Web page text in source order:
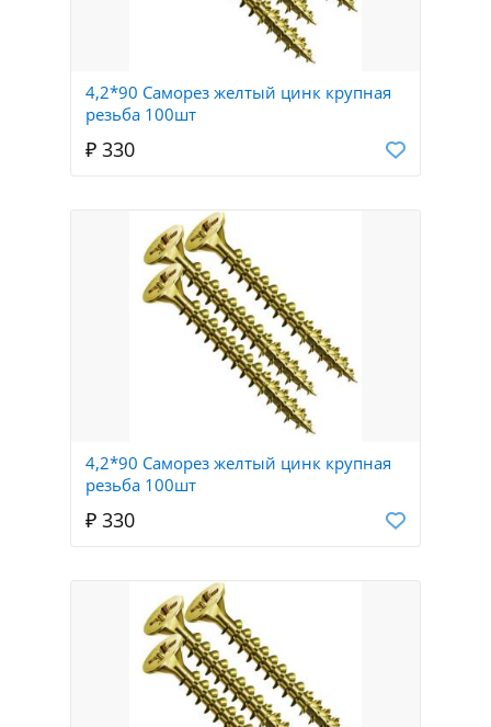
4,2*90 Саморез желтый цинк крупная
резьба 100шт
₽ 330
4,2*90 Саморез желтый цинк крупная
резьба 100шт
₽ 330